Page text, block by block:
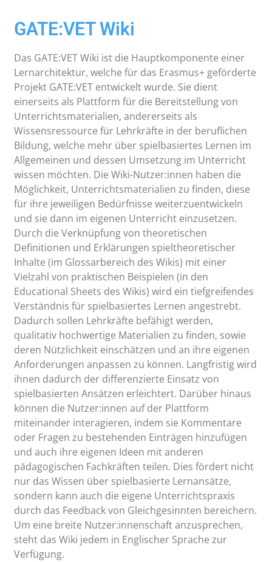
GATE:VET Wiki
Das GATE:VET Wiki ist die Hauptkomponente einer
Lernarchitektur, welche für das Erasmus+ geförderte
Projekt GATE:VET entwickelt wurde. Sie dient
einerseits als Plattform für die Bereitstellung von
Unterrichtsmaterialien, andererseits als
Wissensressource für Lehrkräfte in der beruflichen
Bildung, welche mehr über spielbasiertes Lernen im
Allgemeinen und dessen Umsetzung im Unterricht
wissen möchten. Die Wiki-Nutzer:innen haben die
Möglichkeit, Unterrichtsmaterialien zu finden, diese
für ihre jeweiligen Bedürfnisse weiterzuentwickeln
und sie dann im eigenen Unterricht einzusetzen.
Durch die Verknüpfung von theoretischen
Definitionen und Erklärungen spieltheoretischer
Inhalte (im Glossarbereich des Wikis) mit einer
Vielzahl von praktischen Beispielen (in den
Educational Sheets des Wikis) wird ein tiefgreifendes
Verständnis für spielbasiertes Lernen angestrebt.
Dadurch sollen Lehrkräfte befähigt werden,
qualitativ hochwertige Materialien zu finden, sowie
deren Nützlichkeit einschätzen und an ihre eigenen
Anforderungen anpassen zu können. Langfristig wird
ihnen dadurch der differenzierte Einsatz von
spielbasierten Ansätzen erleichtert. Darüber hinaus
können die Nutzer:innen auf der Plattform
miteinander interagieren, indem sie Kommentare
oder Fragen zu bestehenden Einträgen hinzufügen
und auch ihre eigenen Ideen mit anderen
pädagogischen Fachkräften teilen. Dies fördert nicht
nur das Wissen über spielbasierte Lernansätze,
sondern kann auch die eigene Unterrichtspraxis
durch das Feedback von Gleichgesinnten bereichern.
Um eine breite Nutzer:innenschaft anzusprechen,
steht das Wiki jedem in Englischer Sprache zur
Verfügung.